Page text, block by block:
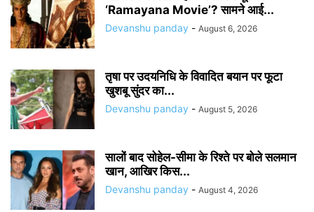
‘Ramayana Movie’? सामने आई...
Devanshu panday - August 6, 2026
तृषा पर उदयनिधि के विवादित बयान पर फूटा
खुशबू सुंदर का...
Devanshu panday - August 5, 2026
सालों बाद सोहेल-सीमा के रिश्ते पर बोले सलमान
खान, आखिर किस...
Devanshu panday - August 4, 2026